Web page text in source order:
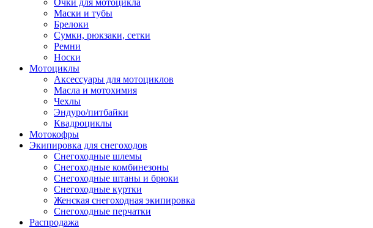
Очки для мотоцикла
Маски и тубы
Брелоки
Сумки, рюкзаки, сетки
Ремни
Носки
Мотоциклы
Аксессуары для мотоциклов
Масла и мотохимия
Чехлы
Эндуро/питбайки
Квадроциклы
Мотокофры
Экипировка для снегоходов
Снегоходные шлемы
Снегоходные комбинезоны
Снегоходные штаны и брюки
Снегоходные куртки
Женская снегоходная экипировка
Снегоходные перчатки
Распродажа